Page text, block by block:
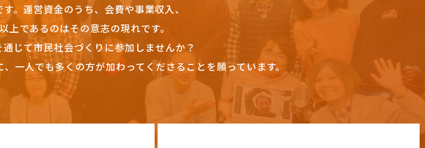
。 運営資金のうち、会費や事業収入、
上であるのはその意志の現れです。
じて市民社会づくりに参加しませんか？
一人でも多くの方が加わってくださることを願っています。